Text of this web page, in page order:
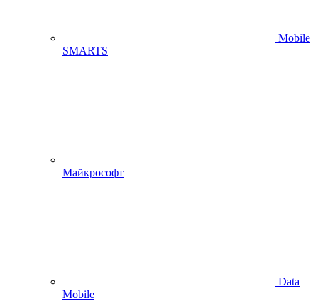
Mobile
SMARTS
Майкрософт
Data
Mobile